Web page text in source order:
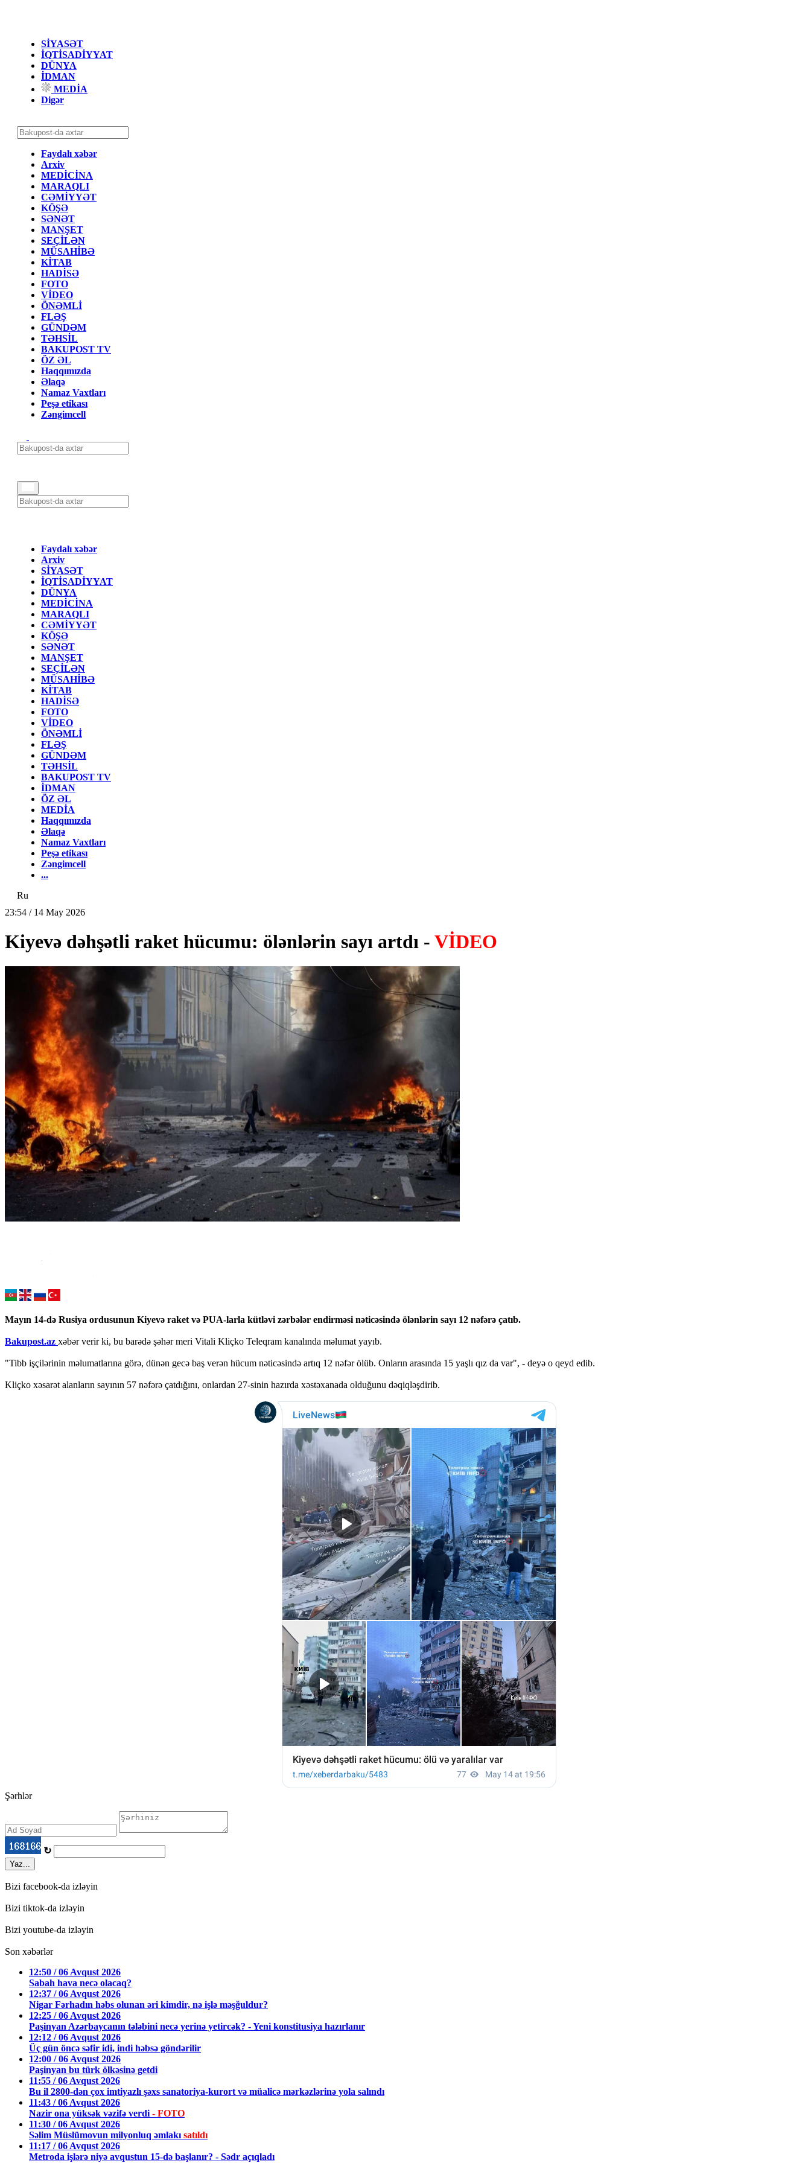
SİYASƏT
İQTİSADİYYAT
DÜNYA
İDMAN
MEDİA
Digər
Faydalı xəbər
Arxiv
MEDİCİNA
MARAQLI
CƏMİYYƏT
KÖŞƏ
SƏNƏT
MANŞET
SEÇİLƏN
MÜSAHİBƏ
KİTAB
HADİSƏ
FOTO
VİDEO
ÖNƏMLİ
FLƏŞ
GÜNDƏM
TƏHSİL
BAKUPOST TV
ÖZ ƏL
Haqqımızda
Əlaqə
Namaz Vaxtları
Peşə etikası
Zəngimcell
Faydalı xəbər
Arxiv
SİYASƏT
İQTİSADİYYAT
DÜNYA
MEDİCİNA
MARAQLI
CƏMİYYƏT
KÖŞƏ
SƏNƏT
MANŞET
SEÇİLƏN
MÜSAHİBƏ
KİTAB
HADİSƏ
FOTO
VİDEO
ÖNƏMLİ
FLƏŞ
GÜNDƏM
TƏHSİL
BAKUPOST TV
İDMAN
ÖZ ƏL
MEDİA
Haqqımızda
Əlaqə
Namaz Vaxtları
Peşə etikası
Zəngimcell
...
Ru
23:54 / 14 May 2026
Kiyevə dəhşətli raket hücumu: ölənlərin sayı artdı - VİDEO
Mayın 14-də Rusiya ordusunun Kiyevə raket və PUA-larla kütləvi zərbələr endirməsi nəticəsində ölənlərin sayı 12 nəfərə çatıb.
Bakupost.az xəbər verir ki, bu barədə şəhər meri Vitali Kliçko Teleqram kanalında məlumat yayıb.
"Tibb işçilərinin məlumatlarına görə, dünən gecə baş verən hücum nəticəsində artıq 12 nəfər ölüb. Onların arasında 15 yaşlı qız da var", - deyə o qeyd edib.
Kliçko xəsarət alanların sayının 57 nəfərə çatdığını, onlardan 27-sinin hazırda xəstəxanada olduğunu dəqiqləşdirib.
Şərhlər
↻
Yaz...
Bizi facebook-da izləyin
Bizi tiktok-da izləyin
Bizi youtube-da izləyin
Son xəbərlər
12:50 / 06 Avqust 2026
Sabah hava necə olacaq?
12:37 / 06 Avqust 2026
Nigar Fərhadın həbs olunan əri kimdir, nə işlə məşğuldur?
12:25 / 06 Avqust 2026
Paşinyan Azərbaycanın tələbini necə yerinə yetircək? - Yeni konstitusiya hazırlanır
12:12 / 06 Avqust 2026
Üç gün öncə səfir idi, indi həbsə göndərilir
12:00 / 06 Avqust 2026
Paşinyan bu türk ölkəsinə getdi
11:55 / 06 Avqust 2026
Bu il 2800-dən çox imtiyazlı şəxs sanatoriya-kurort və müalicə mərkəzlərinə yola salındı
11:43 / 06 Avqust 2026
Nazir ona yüksək vəzifə verdi - FOTO
11:30 / 06 Avqust 2026
Səlim Müslümovun milyonluq əmlakı satıldı
11:17 / 06 Avqust 2026
Metroda işlərə niyə avqustun 15-də başlanır? - Sədr açıqladı